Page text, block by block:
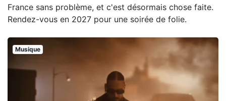
France sans problème, et c'est désormais chose faite.
Rendez-vous en 2027 pour une soirée de folie.
Musique